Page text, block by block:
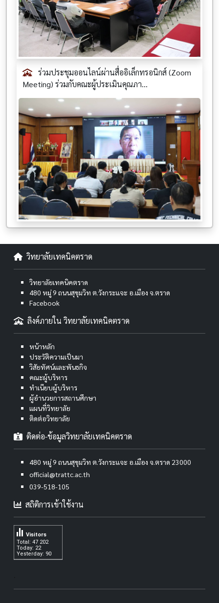
ร่วมประชุมออนไลน์ผ่านสื่ออิเล็กทรอนิกส์ (Zoom
Meeting) ร่วมกับคณะผู้ประเมินคุณภา...
วิทยาลัยเทคนิคตราด
วิทยาลัยเทคนิคตราด
480 หมู่ 9 ถนนสุขุมวิท ต.วังกระแจะ อ.เมือง จ.ตราด
Facebook
ลิงค์ภายใน วิทยาลัยเทคนิคตราด
หน้าหลัก
ประวัติความเป็นมา
วิสัยทัศน์และพันธกิจ
คณะผู้บริหาร
ทำเนียบผู้บริหาร
ผู้อำนวยการสถานศึกษา
แผนที่วิทยาลัย
ติดต่อวิทยาลัย
ติดต่อ-ข้อมูลวิทยาลัยเทคนิคตราด
480 หมู่ 9 ถนนสุขุมวิท ต.วังกระแจะ อ.เมือง จ.ตราด 23000
official@trattc.ac.th
039-518-105
สถิติการเข้าใช้งาน
Total: 47 202
Today: 22
Yesterday: 90
Visitors